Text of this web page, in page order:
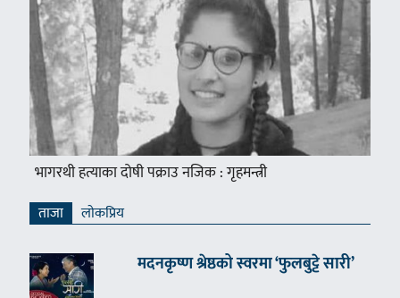
भागरथी हत्याका दोषी पक्राउ नजिक : गृहमन्त्री
ताजा लाेकप्रिय
मदनकृष्ण श्रेष्ठको स्वरमा ‘फुलबुट्टे सारी’